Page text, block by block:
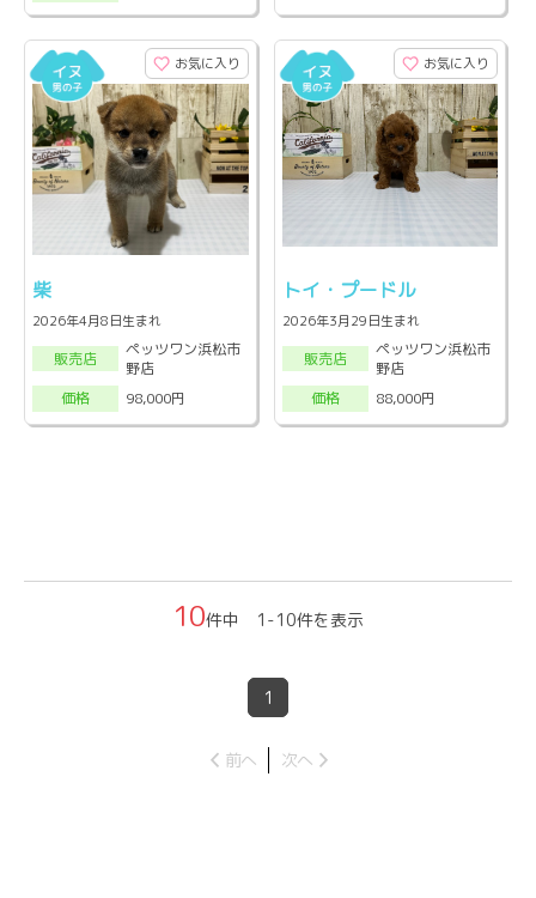
お気に入り
柴
2026年4月8日生まれ
販売店
ペッツワン浜松市
野店
価格
98,000円
お気に入り
トイ・プードル
2026年3月29日生まれ
販売店
ペッツワン浜松市
野店
価格
88,000円
10件中 1-10件を表示
1
前へ 次へ